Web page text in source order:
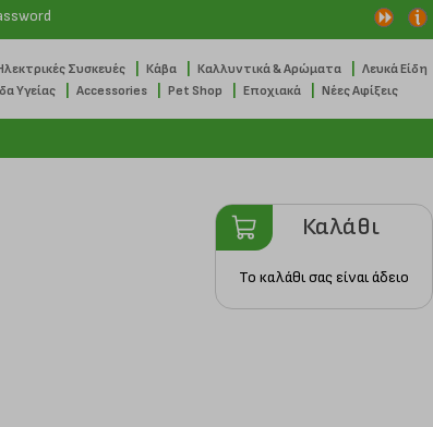
Συσκευές Κάβα Καλλυντικά & Αρώματα Λευκά Είδη
Υγείας Accessories Pet Shop Εποχιακά Νέες Αφίξεις
Καλάθι
Το καλάθι σας είναι άδειο